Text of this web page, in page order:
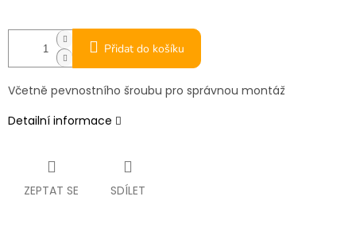
Přidat do košíku
Včetně pevnostního šroubu pro správnou montáž
Detailní informace
ZEPTAT SE SDÍLET